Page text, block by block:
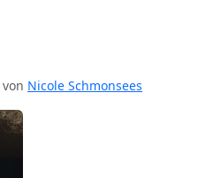
von Nicole Schmonsees